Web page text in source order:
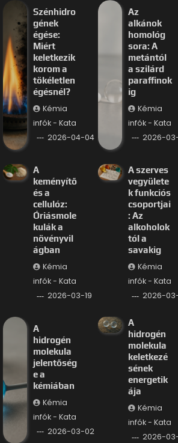
Szénhidro
gének
égése:
Miért
keletkezik
korom a
tökéletlen
égésnél?
Kémia
infók - Kata
2026-04-04
Az
alkánok
homológ
sora: A
metántól
a szilárd
paraffinok
ig
Kémia
infók - Kata
2026-
A
keményítő
és a
cellulóz:
Óriásmole
kulák a
növényvil
ágban
Kémia
infók - Kata
2026-03-19
A szerves
vegyülete
k funkciós
csoportjai
: Az
alkoholok
tól a
savakig
Kémia
infók - Kata
2026-
A
hidrogén
molekula
jelentőség
e a
kémiában
Kémia
infók - Kata
2026-03-02
A
hidrogén
molekula
keletkezé
sének
energetik
ája
Kémia
infók - Kata
2026-